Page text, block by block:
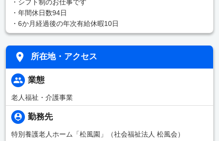
・シフト制のお仕事です
・年間休日数94日
・6か月経過後の年次有給休暇10日
所在地・アクセス
業態
老人福祉・介護事業
勤務先
特別養護老人ホーム「松風園」（社会福祉法人 松風会）